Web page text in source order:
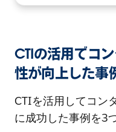
CTIの活用でコ
性が向上した事
CTIを活用してコン
に成功した事例を3